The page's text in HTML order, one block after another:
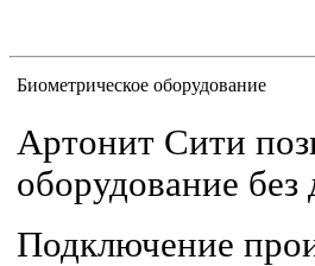
Биометрическое оборудование
Артонит Сити
оборудование
Подключение